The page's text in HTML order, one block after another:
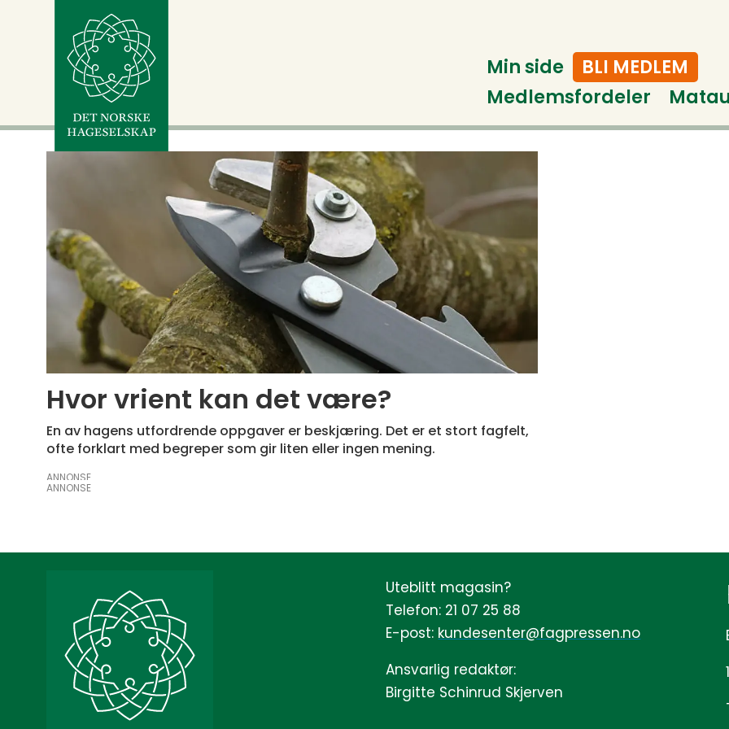
Min side
BLI MEDLEM
Medlemsfordeler
Tag:
grener
Hvor vrient kan det være?
En av hagens utfordrende oppgaver er beskjæring. Det er et stort fagfelt,
ofte forklart med begreper som gir liten eller ingen mening.
ANNONSE
ANNONSE
Uteblitt magasin?
Telefon: 21 07 25 88
E-post: kundesenter@fagpressen.no
Ansvarlig redaktør:
Birgitte Schinrud Skjerven